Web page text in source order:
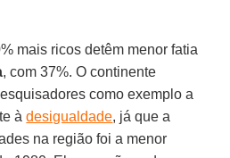
mais ricos detêm menor fatia
, com 37%. O continente
como exemplo a
àdesigualdade, já que a
na região foi a menor